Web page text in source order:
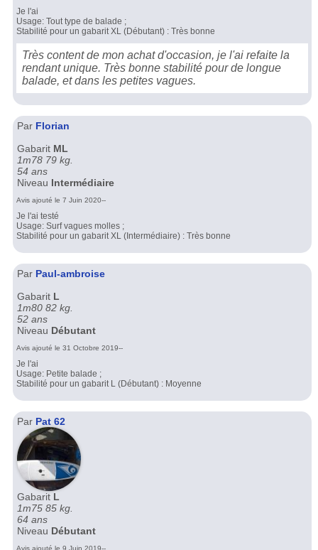
Je l'ai
Usage: Tout type de balade ;
Stabilité pour un gabarit XL (Débutant) : Très bonne
Très content de mon achat d'occasion, je l'ai refaite la
rendant unique. Très bonne stabilité pour de longue
balade, et dans les petites vagues.
Par Florian
Gabarit ML
1m78 79 kg.
54 ans
Niveau Intermédiaire
Avis ajouté le 7 Juin 2020--
Je l'ai testé
Usage: Surf vagues molles ;
Stabilité pour un gabarit XL (Intermédiaire) : Très bonne
Par Paul-ambroise
Gabarit L
1m80 82 kg.
52 ans
Niveau Débutant
Avis ajouté le 31 Octobre 2019--
Je l'ai
Usage: Petite balade ;
Stabilité pour un gabarit L (Débutant) : Moyenne
Par Pat 62
Gabarit L
1m75 85 kg.
64 ans
Niveau Débutant
Avis ajouté le 9 Juin 2019--